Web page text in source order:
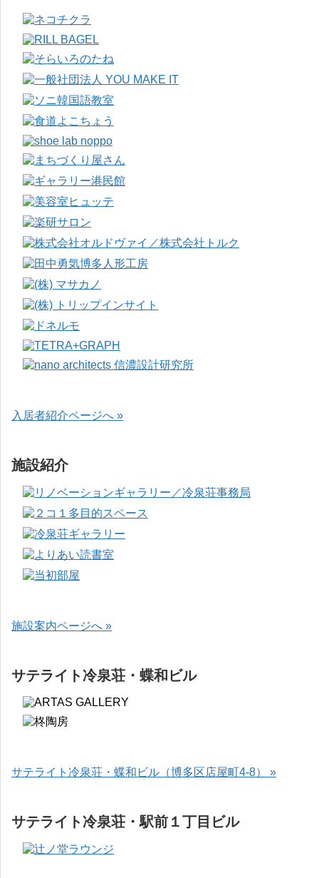
入居者紹介ページへ »
施設紹介
施設案内ページへ »
サテライト冷泉荘・蝶和ビル
サテライト冷泉荘・蝶和ビル（博多区店屋町4-8） »
サテライト冷泉荘・駅前１丁目ビル